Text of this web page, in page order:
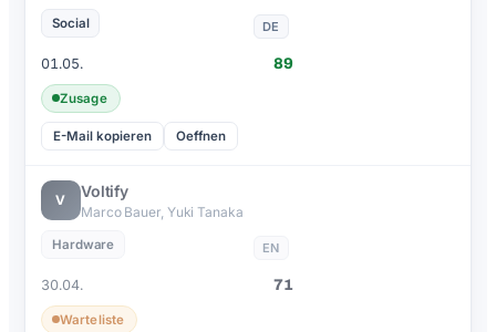
Social DE
01.05. 89
Zusage
E-Mail kopieren Oeffnen
V
Voltify
Marco Bauer, Yuki Tanaka
Hardware EN
30.04. 71
Warteliste